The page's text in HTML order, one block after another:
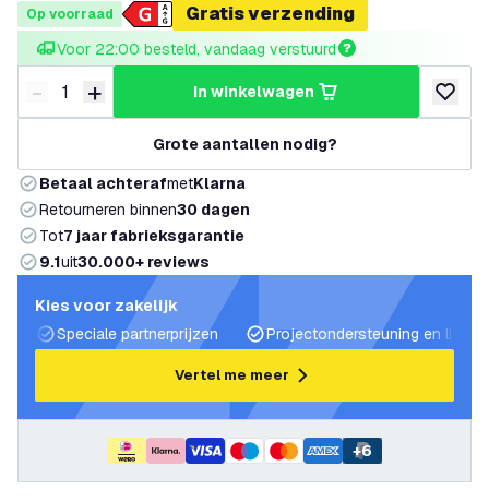
Op voorraad Gratis verzending
Voor 22:00 besteld, vandaag verstuurd
Verminder hoeveelheid
- Verhoog hoeveelheid
+ in winkelwagen
Grote aantallen nodig?
Betaal achterafmetKlarna
Retourneren binnen30 dagen
Tot7 jaar fabrieksgarantie
9.1uit30.000+ reviews
Kies voor zakelijk
Speciale partnerprijzen
Projectondersteuning en
Vertel me meer
+6